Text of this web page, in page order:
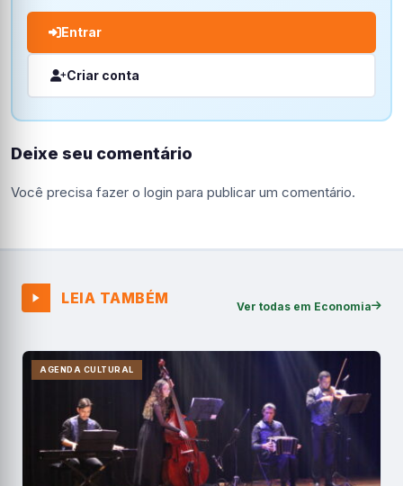
Entrar
Criar conta
Deixe seu comentário
Você precisa fazer o login para publicar um comentário.
LEIA TAMBÉM Ver todas em Economia
AGENDA CULTURAL